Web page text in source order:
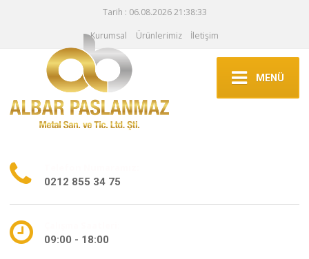
Tarih : 06.08.2026 21:38:33
Kurumsal
Ürünlerimiz İletişim
MENÜ
0212 855 34 75
09:00 - 18:00